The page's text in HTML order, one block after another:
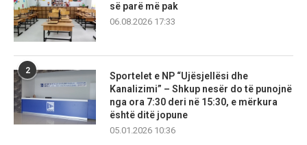
së parë më pak
06.08.2026 17:33
2
Sportelet e NP “Ujësjellësi dhe
Kanalizimi” – Shkup nesër do të punojnë
nga ora 7:30 deri në 15:30, e mërkura
është ditë jopune
05.01.2026 10:36